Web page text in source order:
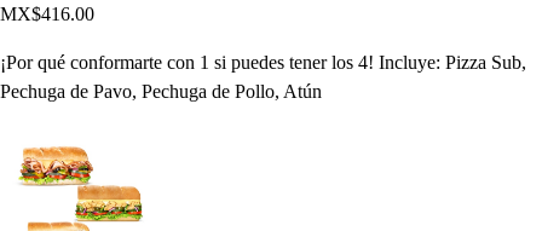
MX$416.00
¡Por qué conformarte con 1 si puedes tener los 4! Incluye: Pizza Sub,
Pechuga de Pavo, Pechuga de Pollo, Atún